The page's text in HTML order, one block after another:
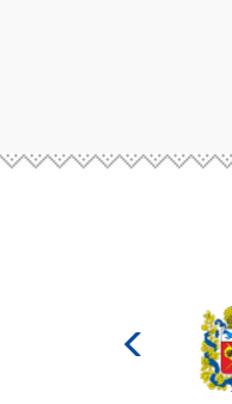
Министерство
культуры
Российской
федерации